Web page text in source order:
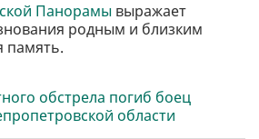
Панорамы выражает
родным и близким
память.
обстрела погиб боец
области